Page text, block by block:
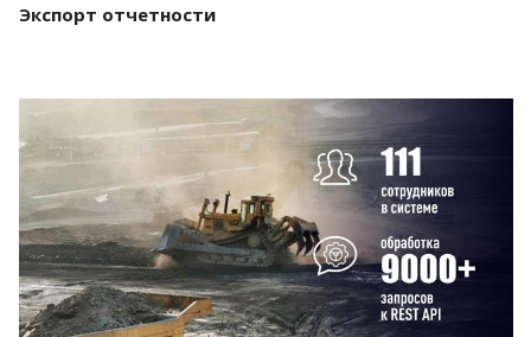
Экспорт отчетности
Смотреть проект